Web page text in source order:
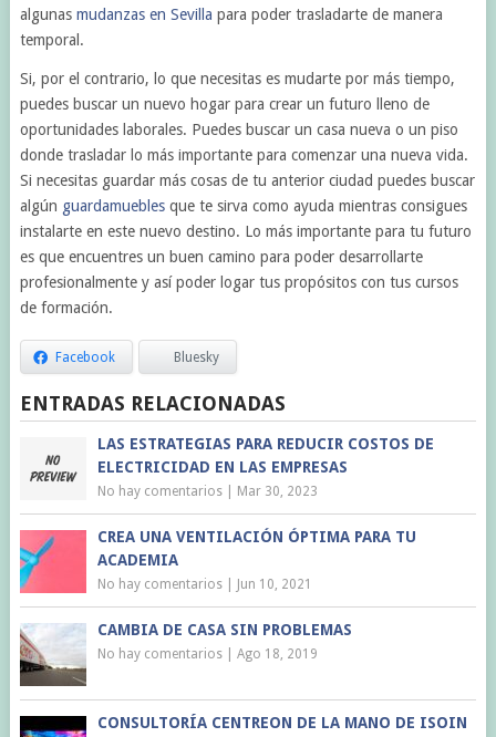
algunas mudanzas en Sevilla para poder trasladarte de manera
temporal.
Si, por el contrario, lo que necesitas es mudarte por más tiempo,
puedes buscar un nuevo hogar para crear un futuro lleno de
oportunidades laborales. Puedes buscar un casa nueva o un piso
donde trasladar lo más importante para comenzar una nueva vida.
Si necesitas guardar más cosas de tu anterior ciudad puedes buscar
algún guardamueblesque te sirva como ayuda mientras consigues
instalarte en este nuevo destino. Lo más importante para tu futuro
es que encuentres un buen camino para poder desarrollarte
profesionalmente y así poder logar tus propósitos con tus cursos
de formación.
Facebook Bluesky
ENTRADAS RELACIONADAS
LAS ESTRATEGIAS PARA REDUCIR COSTOS DE
ELECTRICIDAD EN LAS EMPRESAS
No hay comentarios| Mar 30, 2023
CREA UNA VENTILACIÓN ÓPTIMA PARA TU
ACADEMIA
No hay comentarios| Jun 10, 2021
CAMBIA DE CASA SIN PROBLEMAS
No hay comentarios| Ago 18, 2019
CONSULTORÍA CENTREON DE LA MANO DE ISOIN